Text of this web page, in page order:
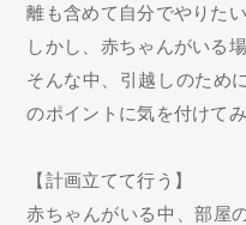
離も含めて自分でやりた
しかし、赤ちゃんがいる
そんな中、引越しのため
のポイントに気を付けてみ
【計画立てて行う】
赤ちゃんがいる中、部屋